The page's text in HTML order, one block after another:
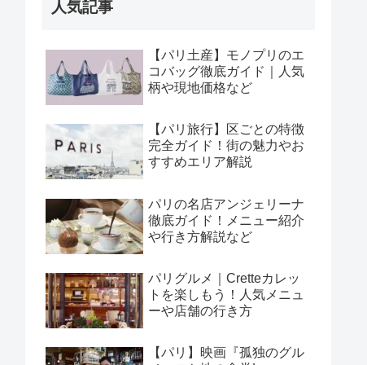
人気記事
【パリ土産】モノプリのエ
コバッグ徹底ガイド｜人気
柄や現地価格など
【パリ旅行】区ごとの特徴
完全ガイド！街の魅力やお
すすめエリア解説
パリの名店アンジェリーナ
徹底ガイド！メニュー紹介
や行き方解説など
パリグルメ｜Cretteカレッ
トを楽しもう！人気メニュ
ーや店舗の行き方
【パリ】映画『孤独のグル